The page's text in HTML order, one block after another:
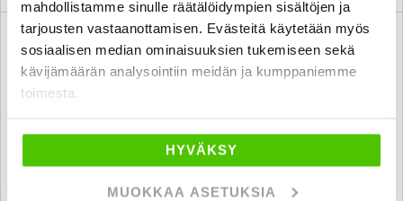
mahdollistamme sinulle räätälöidympien sisältöjen ja
tarjousten vastaanottamisen. Evästeitä käytetään myös
sosiaalisen median ominaisuuksien tukemiseen sekä
kävijämäärän analysointiin meidän ja kumppaniemme
toimesta.
HYVÄKSY
MUOKKAA ASETUKSIA
3 kk lyhennysvapaa